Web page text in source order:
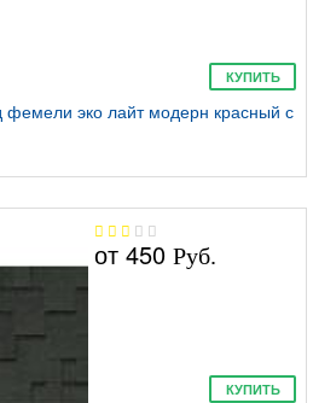
КУПИТЬ
эко лайт модерн красный с
от450 Руб.
КУПИТЬ